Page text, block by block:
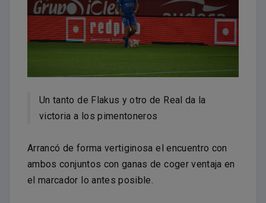
Un tanto de Flakus y otro de Real da la
victoria a los pimentoneros
Arrancó de forma vertiginosa el encuentro con
ambos conjuntos con ganas de coger ventaja en
el marcador lo antes posible.